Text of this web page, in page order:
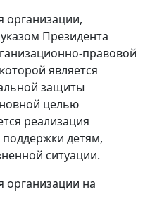
организации,
Президента
правовой
является
защиты
целью
реализация
детям,
ситуации.
организации на